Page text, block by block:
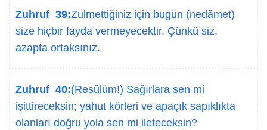
Zuhruf 39:Zulmettiğiniz için bugün (nedâmet)
size hiçbir fayda vermeyecektir. Çünkü siz,
azapta ortaksınız.
Zuhruf 40:(Resûlüm!) Sağırlara sen mi
işittireceksin; yahut körleri ve apaçık sapıklıkta
olanları doğru yola sen mi ileteceksin?